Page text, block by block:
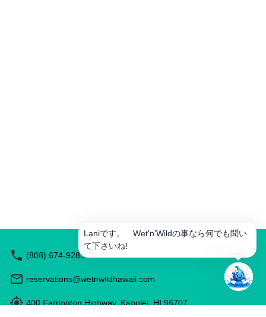
(808) 674-9283
reservations@wetnwildhawaii.com
400 Farrington Highway, Kapolei, HI 96707
Laniです。 Wet'n'Wildの事なら何でも聞い
て下さいね!
ト
ン
推